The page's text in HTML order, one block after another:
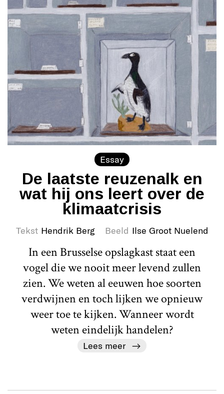
Essay
De laatste reuzenalk en
wat hij ons leert over de
klimaatcrisis
Tekst Hendrik Berg Beeld Ilse Groot Nuelend
In een Brusselse opslagkast staat een
vogel die we nooit meer levend zullen
zien. We weten al eeuwen hoe soorten
verdwijnen en toch lijken we opnieuw
weer toe te kijken. Wanneer wordt
weten eindelijk handelen?
Lees meer